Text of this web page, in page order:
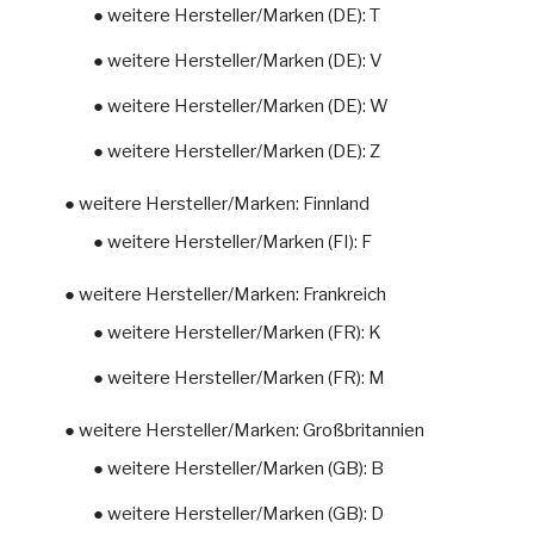
● weitere Hersteller/Marken (DE): T
● weitere Hersteller/Marken (DE): V
● weitere Hersteller/Marken (DE): W
● weitere Hersteller/Marken (DE): Z
● weitere Hersteller/Marken: Finnland
● weitere Hersteller/Marken (FI): F
● weitere Hersteller/Marken: Frankreich
● weitere Hersteller/Marken (FR): K
● weitere Hersteller/Marken (FR): M
● weitere Hersteller/Marken: Großbritannien
● weitere Hersteller/Marken (GB): B
● weitere Hersteller/Marken (GB): D